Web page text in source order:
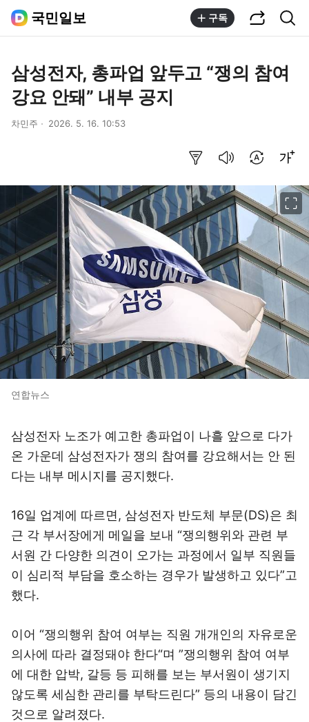
국민일보 구독
삼성전자, 총파업 앞두고 “쟁의 참여
강요 안돼” 내부 공지
차민주 2026. 5. 16. 10:53
연합뉴스
삼성전자 노조가 예고한 총파업이 나흘 앞으로 다가
온 가운데 삼성전자가 쟁의 참여를 강요해서는 안 된
다는 내부 메시지를 공지했다.
16일 업계에 따르면, 삼성전자 반도체 부문(DS)은 최
근 각 부서장에게 메일을 보내 “쟁의행위와 관련 부
서원 간 다양한 의견이 오가는 과정에서 일부 직원들
이 심리적 부담을 호소하는 경우가 발생하고 있다”고
했다.
이어 “쟁의행위 참여 여부는 직원 개개인의 자유로운
의사에 따라 결정돼야 한다“며 ”쟁의행위 참여 여부
에 대한 압박, 갈등 등 피해를 보는 부서원이 생기지
않도록 세심한 관리를 부탁드린다” 등의 내용이 담긴
것으로 알려졌다.